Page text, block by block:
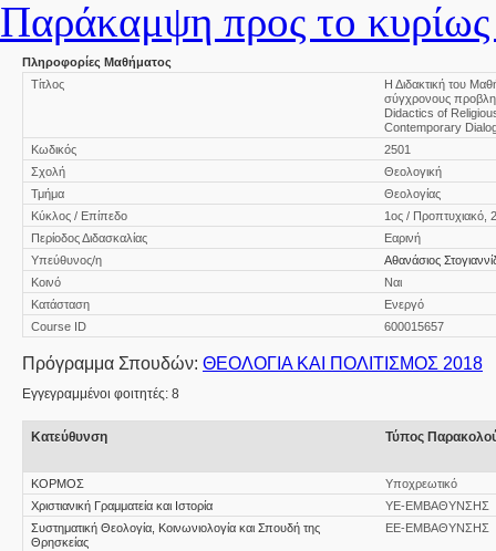
Παράκαμψη προς το κυρίως
Πληροφορίες Μαθήματος
Τίτλος
Η Διδακτική του
σύγχρονους
Didactics of
Contemporary
Κωδικός
2501
Σχολή
Θεολογική
Τμήμα
Θεολογίας
Κύκλος / Επίπεδο
1ος / Προπτυχιακό,
Περίοδος Διδασκαλίας
Εαρινή
Υπεύθυνος/η
Αθανάσιος
Κοινό
Ναι
Κατάσταση
Ενεργό
Course ID
600015657
Πρόγραμμα Σπουδών: ΘΕΟΛΟΓΙΑ ΚΑΙ ΠΟΛΙΤΙΣΜΟΣ 2018
Εγγεγραμμένοι φοιτητές: 8
Κατεύθυνση Τύπος
ΚΟΡΜΟΣ
Υποχρεωτικό
Χριστιανική Γραμματεία και Ιστορία
ΥΕ-ΕΜΒΑΘΥΝΣΗΣ
Συστηματική Θεολογία, Κοινωνιολογία και Σπουδή της
Θρησκείας
ΕΕ-ΕΜΒΑΘΥΝΣΗΣ